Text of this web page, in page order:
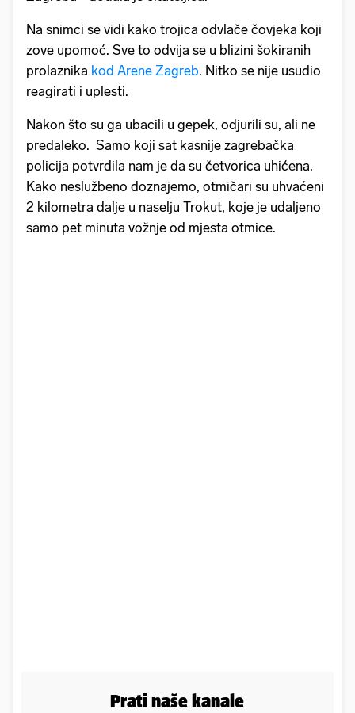
Na snimci se vidi kako trojica odvlače čovjeka koji
zove upomoć. Sve to odvija se u blizini šokiranih
prolaznika kod Arene Zagreb. Nitko se nije usudio
reagirati i uplesti.
Nakon što su ga ubacili u gepek, odjurili su, ali ne
predaleko. Samo koji sat kasnije zagrebačka
policija potvrdila nam je da su četvorica uhićena.
Kako neslužbeno doznajemo, otmičari su uhvaćeni
2 kilometra dalje u naselju Trokut, koje je udaljeno
samo pet minuta vožnje od mjesta otmice.
Prati naše kanale